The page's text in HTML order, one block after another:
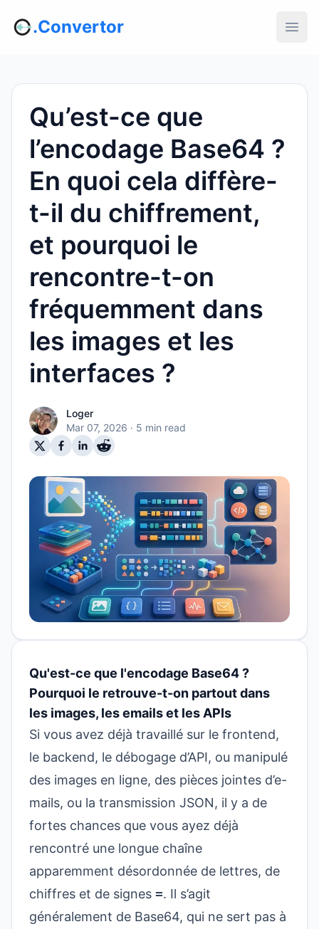
.Convertor
Qu’est-ce que
l’encodage Base64 ?
En quoi cela diffère-
t-il du chiffrement,
et pourquoi le
rencontre-t-on
fréquemment dans
les images et les
interfaces ?
Loger
Mar 07, 2026 · 5 min read
Qu'est-ce que l'encodage Base64 ?
Pourquoi le retrouve-t-on partout dans
les images, les emails et les APIs
Si vous avez déjà travaillé sur le frontend,
le backend, le débogage d’API, ou manipulé
des images en ligne, des pièces jointes d’e-
mails, ou la transmission JSON, il y a de
fortes chances que vous ayez déjà
rencontré une longue chaîne
apparemment désordonnée de lettres, de
chiffres et de signes =. Il s’agit
généralement de Base64, qui ne sert pas à